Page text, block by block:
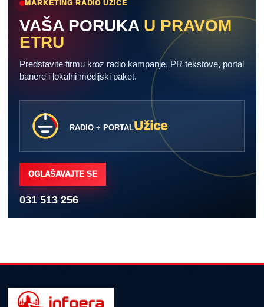
MARKETING RADIO UŽICE
VAŠA PORUKA U PRAVOM
ETRU
Predstavite firmu kroz radio kampanje, PR tekstove, portal
banere i lokalni medijski paket.
RADIO + PORTALUžice
OGLAŠAVAJTE SE
031 513 256